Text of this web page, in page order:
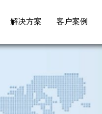
解决方案 客户案例